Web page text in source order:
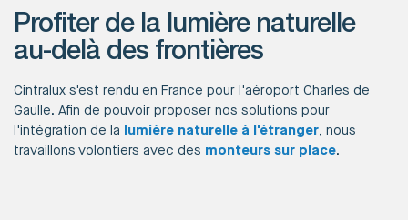
Profiter de la lumière naturelle
au-delà des frontières
Cintralux s'est rendu en France pour l'aéroport Charles de
Gaulle. Afin de pouvoir proposer nos solutions pour
l'intégration de la lumière naturelle à l'étranger, nous
travaillons volontiers avec des monteurs sur place.